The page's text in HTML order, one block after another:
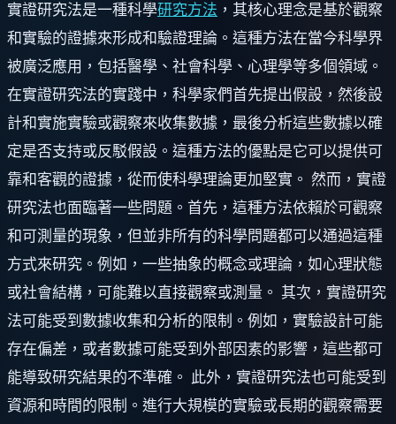
實證研究法是一種科學研究方法 ，其核心理念是基於觀察
和實驗的證據來形成和驗證理論。這種方法在當今科學界
被廣泛應用，包括醫學、社會科學、心理學等多個領域。
在實證研究法的實踐中，科學家們首先提出假設，然後設
計和實施實驗或觀察來收集數據，最後分析這些數據以確
定是否支持或反駁假設。這種方法的優點是它可以提供可
靠和客觀的證據，從而使科學理論更加堅實。 然而，實證
研究法也面臨著一些問題。首先，這種方法依賴於可觀察
和可測量的現象，但並非所有的科學問題都可以通過這種
方式來研究。例如，一些抽象的概念或理論，如心理狀態
或社會結構，可能難以直接觀察或測量。 其次，實證研究
法可能受到數據收集和分析的限制。例如，實驗設計可能
存在偏差，或者數據可能受到外部因素的影響，這些都可
能導致研究結果的不準確。 此外，實證研究法也可能受到
資源和時間的限制。進行大規模的實驗或長期的觀察需要